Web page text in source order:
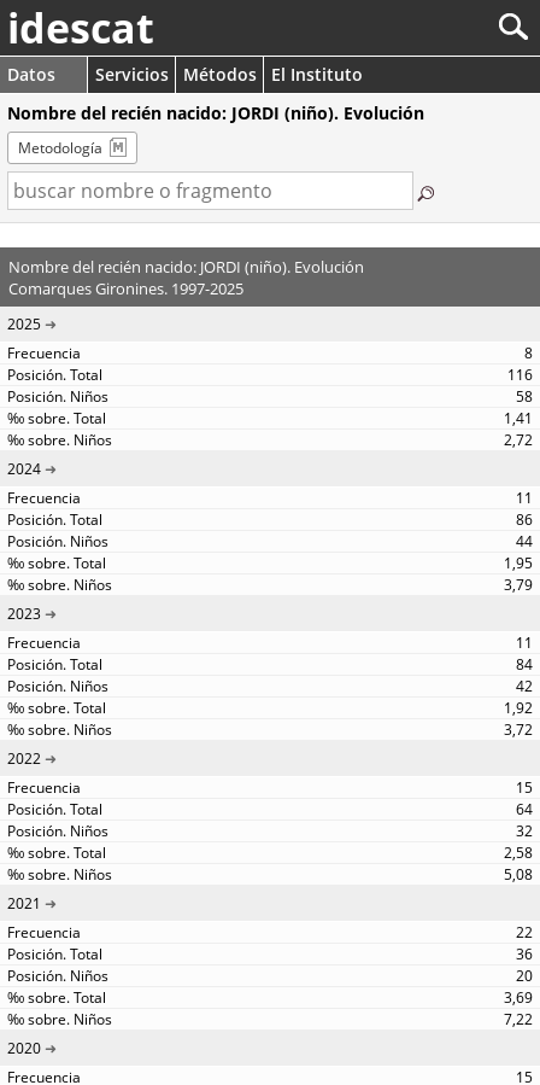
idescat
Datos Servicios Métodos
El Instituto
Nombre del recién nacido: JORDI (niño). Evolución
Metodología
Nombre del recién nacido: JORDI (niño). Evolución
Comarques Gironines. 1997-2025
2025
8
116
58
1,41
2,72
2024
11
86
44
1,95
3,79
2023
11
84
42
1,92
3,72
2022
15
64
32
2,58
5,08
2021
22
36
20
3,69
7,22
2020
15